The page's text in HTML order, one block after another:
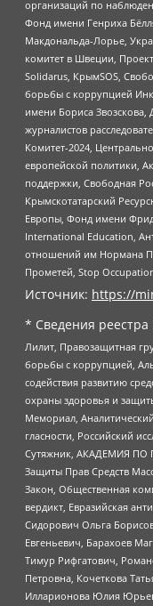
организаций по
Фонд имени Генриха
Макдональда-Лорье,
комитет в Швеции,
Solidarus, КрымSOS,
борьбы с коррупцией
имени Бориса
журналистов
Комитет-2024,
европейской политики,
поддержки, Свободная
Крымскотатарский
Европы, Фонд имени
International Education,
отношений им Нормана
Прометей, Stop
Источник: https://
* Сведения
Лилит, Правозащитная
борьбы с коррупцией,
содействия развитию
охраны здоровья и
Мемориал,
гласности, Российский
Сутяжник, АКАДЕМИЯ ПО
Защиты Прав Средств
Закон, Общественная
вердикт, Евразийская
Сидорович Ольга
Евгеньевич, Барахоев
Тимур Рифгатович,
Петровна, Кочеткова
Илларионова Юлия